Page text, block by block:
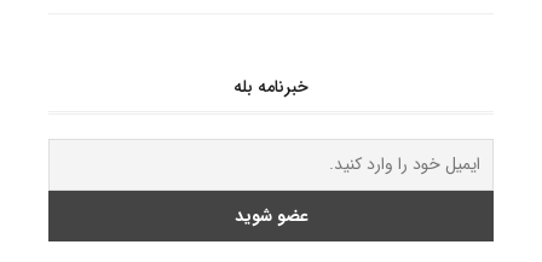
خبرنامه بله